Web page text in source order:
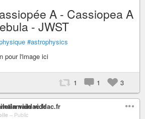
A - Cassiopea A
- JWST
#astrophysics
1 1 3
viddac.fr
– Public